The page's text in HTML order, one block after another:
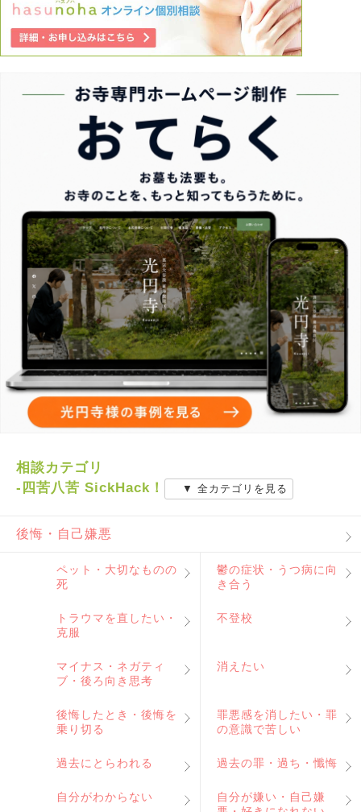
相談カテゴリ
-四苦八苦 SickHack！
▼ 全カテゴリを見る
後悔・自己嫌悪
ペット・大切なものの
死
鬱の症状・うつ病に向
き合う
トラウマを直したい・
克服
不登校
マイナス・ネガティ
ブ・後ろ向き思考
消えたい
後悔したとき・後悔を
乗り切る
罪悪感を消したい・罪
の意識で苦しい
過去にとらわれる 過去の罪・過ち・懺悔
自分がわからない
自分が嫌い・自己嫌